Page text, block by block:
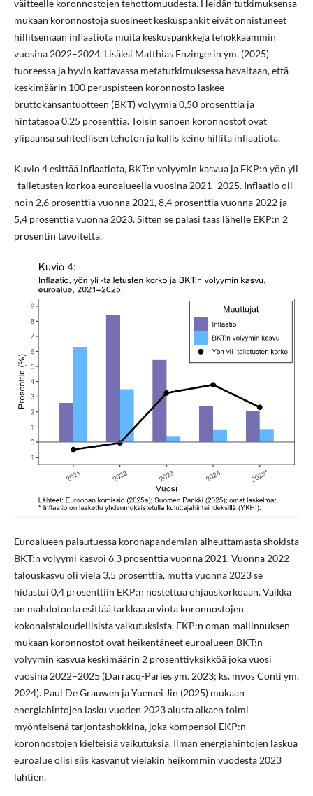
väitteelle koronnostojen tehottomuudesta. Heidän tutkimuksensa
mukaan koronnostoja suosineet keskuspankit eivät onnistuneet
hillitsemään inflaatiota muita keskuspankkeja tehokkaammin
vuosina 2022–2024. Lisäksi Matthias Enzingerin ym. (2025)
tuoreessa ja hyvin kattavassa metatutkimuksessa havaitaan, että
keskimäärin 100 peruspisteen koronnosto laskee
bruttokansantuotteen (BKT) volyymia 0,50 prosenttia ja
hintatasoa 0,25 prosenttia. Toisin sanoen koronnostot ovat
ylipäänsä suhteellisen tehoton ja kallis keino hillitä inflaatiota.
Kuvio 4 esittää inflaatiota, BKT:n volyymin kasvua ja EKP:n yön yli
-talletusten korkoa euroalueella vuosina 2021–2025. Inflaatio oli
noin 2,6 prosenttia vuonna 2021, 8,4 prosenttia vuonna 2022 ja
5,4 prosenttia vuonna 2023. Sitten se palasi taas lähelle EKP:n 2
prosentin tavoitetta.
Euroalueen palautuessa koronapandemian aiheuttamasta shokista
BKT:n volyymi kasvoi 6,3 prosenttia vuonna 2021. Vuonna 2022
talouskasvu oli vielä 3,5 prosenttia, mutta vuonna 2023 se
hidastui 0,4 prosenttiin EKP:n nostettua ohjauskorkoaan. Vaikka
on mahdotonta esittää tarkkaa arviota koronnostojen
kokonaistaloudellisista vaikutuksista, EKP:n oman mallinnuksen
mukaan koronnostot ovat heikentäneet euroalueen BKT:n
volyymin kasvua keskimäärin 2 prosenttiyksikköä joka vuosi
vuosina 2022–2025 (Darracq-Paries ym. 2023; ks. myös Conti ym.
2024). Paul De Grauwen ja Yuemei Jin (2025) mukaan
energiahintojen lasku vuoden 2023 alusta alkaen toimi
myönteisenä tarjontashokkina, joka kompensoi EKP:n
koronnostojen kielteisiä vaikutuksia. Ilman energiahintojen laskua
euroalue olisi siis kasvanut vieläkin heikommin vuodesta 2023
lähtien.